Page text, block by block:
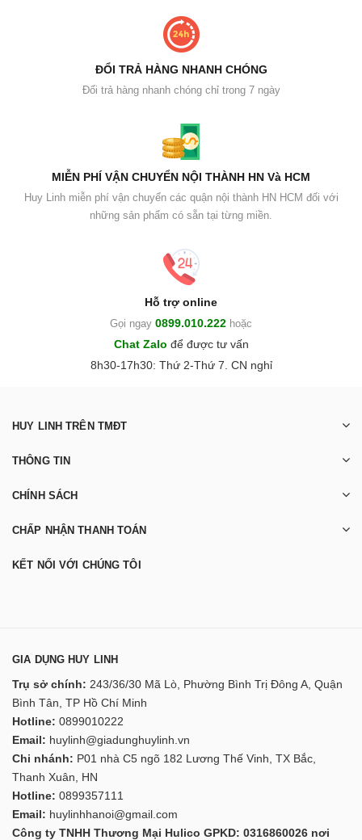
ĐỔI TRẢ HÀNG NHANH CHÓNG
Đổi trả hàng nhanh chóng chỉ trong 7 ngày
MIỄN PHÍ VẬN CHUYỂN NỘI THÀNH HN Và HCM
Huy Linh miễn phí vận chuyển các quận nội thành HN HCM đối với
những sản phẩm có sẵn tại từng miền.
Hỗ trợ online
Gọi ngay 0899.010.222 hoặc
Chat Zalo để được tư vấn
8h30-17h30: Thứ 2-Thứ 7. CN nghỉ
HUY LINH TRÊN TMĐT
THÔNG TIN
CHÍNH SÁCH
CHẤP NHẬN THANH TOÁN
KẾT NỐI VỚI CHÚNG TÔI
GIA DỤNG HUY LINH
Trụ sở chính: 243/36/30 Mã Lò, Phường Bình Trị Đông A, Quận
Bình Tân, TP Hồ Chí Minh
Hotline: 0899010222
Email: huylinh@giadunghuylinh.vn
Chi nhánh: P01 nhà C5 ngõ 182 Lương Thế Vinh, TX Bắc,
Thanh Xuân, HN
Hotline: 0899357111
Email: huylinhhanoi@gmail.com
Công ty TNHH Thương Mại Hulico GPKD: 0316860026 nơi